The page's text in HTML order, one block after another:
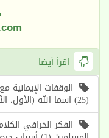
اقرأ أيضا
الوقفات الإيمانية
(25) اسما الله (الأول، الآخر) (موعظة الأسبوع)
الفكر الخرافي